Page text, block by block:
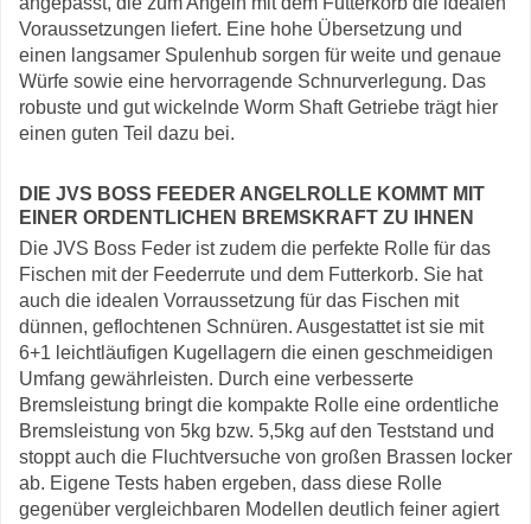
Voraussetzungen liefert. Eine hohe Übersetzung und
einen langsamer Spulenhub sorgen für weite und genaue
Würfe sowie eine hervorragende Schnurverlegung. Das
robuste und gut wickelnde Worm Shaft Getriebe trägt hier
einen guten Teil dazu bei.
DIE JVS BOSS FEEDER ANGELROLLE KOMMT MIT
EINER ORDENTLICHEN BREMSKRAFT ZU IHNEN
Die JVS Boss Feder ist zudem die perfekte Rolle für das
Fischen mit der Feederrute und dem Futterkorb. Sie hat
auch die idealen Vorraussetzung für das Fischen mit
dünnen, geflochtenen Schnüren. Ausgestattet ist sie mit
6+1 leichtläufigen Kugellagern die einen geschmeidigen
Umfang gewährleisten. Durch eine verbesserte
Bremsleistung bringt die kompakte Rolle eine ordentliche
Bremsleistung von 5kg bzw. 5,5kg auf den Teststand und
stoppt auch die Fluchtversuche von großen Brassen locker
ab. Eigene Tests haben ergeben, dass diese Rolle
gegenüber vergleichbaren Modellen deutlich feiner agiert